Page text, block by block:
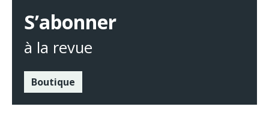
S’abonner
à la revue
Boutique